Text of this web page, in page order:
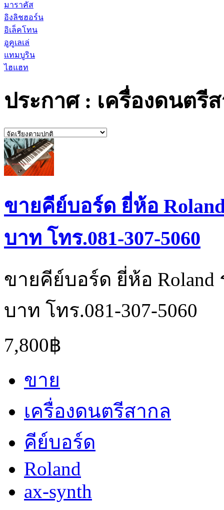
มาราคัส
อิงลิชฮอร์น
อิเล็คโทน
อูคูเลเล่
แทมบูริน
ไฮแฮท
ประกาศ : เครื่องดนตรี
ขายคีย์บอร์ด ยี่ห้อ
บาท โทร.081-307-5060
ขายคีย์บอร์ด ยี่ห้อ Roland
บาท โทร.081-307-5060
7,800฿
ขาย
เครื่องดนตรีสากล
คีย์บอร์ด
Roland
ax-synth